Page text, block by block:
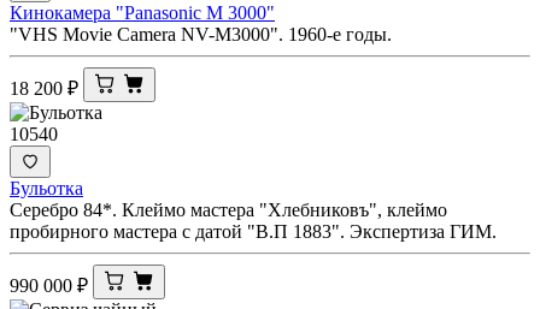
Кинокамера "Panasonic M 3000"
"VHS Movie Camera NV-M3000". 1960-е годы.
18 200 ₽
10540
Бульотка
Серебро 84*. Клеймо мастера "Хлебниковъ", клеймо
пробирного мастера с датой "В.П 1883". Экспертиза ГИМ.
990 000 ₽